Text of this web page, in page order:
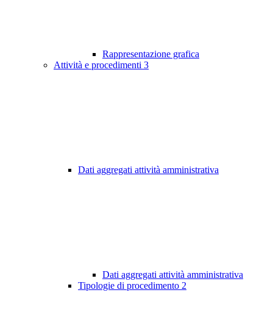
Rappresentazione grafica
Attività e procedimenti 3
Dati aggregati attività amministrativa
Dati aggregati attività amministrativa
Tipologie di procedimento 2